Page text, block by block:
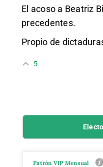
El acoso a Beatriz
precedentes.
Propio de
5
Patrón VIP Mensual